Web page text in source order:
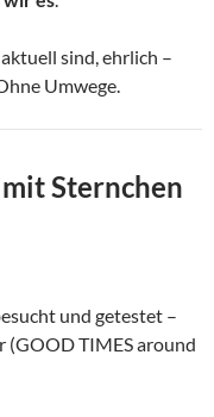
sind, ehrlich –
Umwege.
Sternchen
und getestet –
(GOOD TIMES around